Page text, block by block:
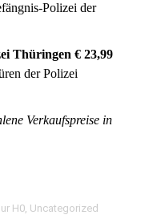
Polizei der
Thüringen € 23,99
der Polizei
Verkaufspreise in
H0, Uncategorized